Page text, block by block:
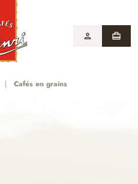
person card_travel
Cafés en grains